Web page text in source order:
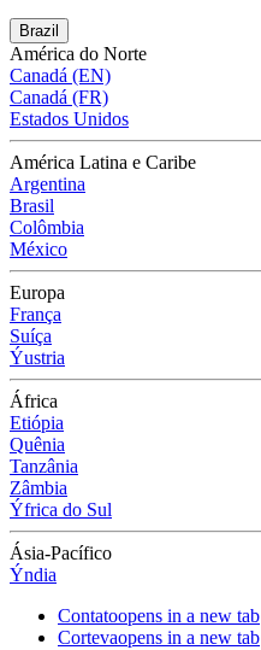
Brazil
América do Norte
Canadá (EN)
Canadá (FR)
Estados Unidos
América Latina e Caribe
Argentina
Brasil
Colômbia
México
Europa
França
Suíça
Ýustria
África
Etiópia
Quênia
Tanzânia
Zâmbia
Ýfrica do Sul
Ásia-Pacífico
Ýndia
Contatoopens in a new tab
Cortevaopens in a new tab